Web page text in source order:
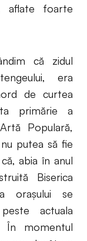
aflate foarte
că zidul
era
de curtea
primărie a
Populară,
putea să fie
abia în anul
Biserica
orașului se
actuala
În momentul